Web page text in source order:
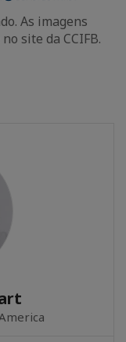
As imagens
site da CCIFB.